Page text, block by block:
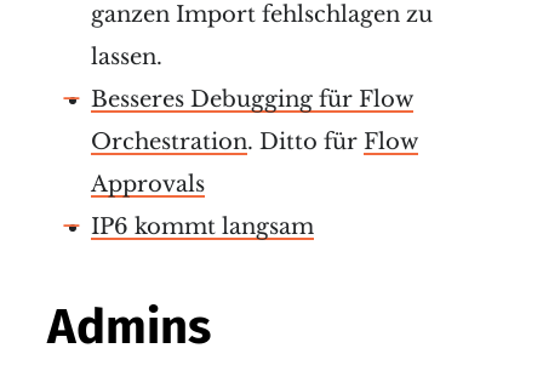
ganzen Import fehlschlagen zu
lassen.
Besseres Debugging für Flow
Orchestration. Ditto für Flow
Approvals
IP6 kommt langsam
Admins